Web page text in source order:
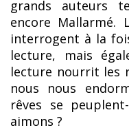
grands auteurs
encore Mallarmé.
interrogent à la
lecture, mais
lecture nourrit les
nous nous
rêves se
aimons ?